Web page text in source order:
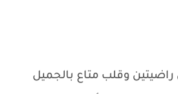
راضيتين وقلب متاع بالجميل